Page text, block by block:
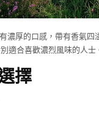
厚的口感，帶有香氣四
適合喜歡濃烈風味的人士
擇